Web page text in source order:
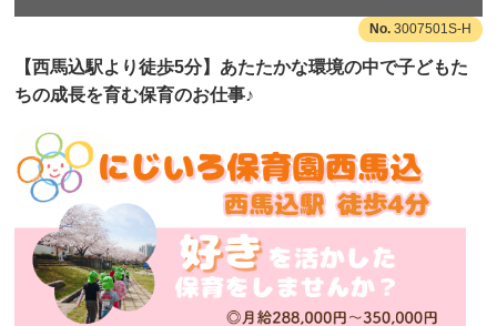
3007501S-H
【西馬込駅より徒歩5分】あたたかな環境の中で子どもた
ちの成長を育む保育のお仕事♪